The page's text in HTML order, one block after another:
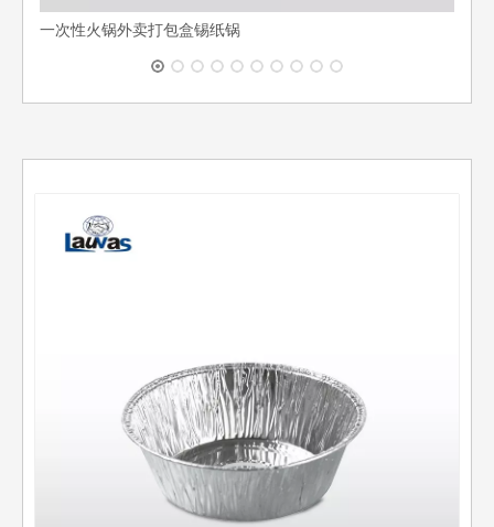
一次性火锅外卖打包盒锡纸锅